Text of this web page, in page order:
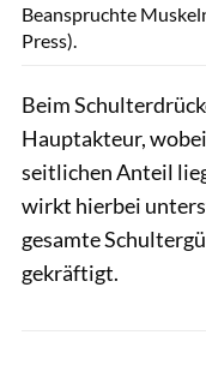
Beanspruchte
Press).
Beim
Hauptakteur,
seitlichen Anteil
wirkt hierbei
gesamte
gekräftigt.